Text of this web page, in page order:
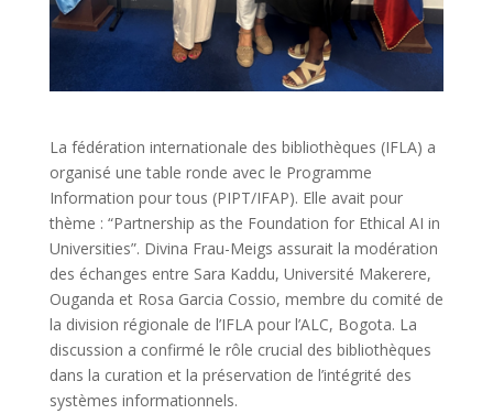
La fédération internationale des bibliothèques (IFLA) a
organisé une table ronde avec le Programme
Information pour tous (PIPT/IFAP). Elle avait pour
thème : “Partnership as the Foundation for Ethical AI in
Universities”. Divina Frau-Meigs assurait la modération
des échanges entre Sara Kaddu, Université Makerere,
Ouganda et Rosa Garcia Cossio, membre du comité de
la division régionale de l’IFLA pour l’ALC, Bogota. La
discussion a confirmé le rôle crucial des bibliothèques
dans la curation et la préservation de l’intégrité des
systèmes informationnels.